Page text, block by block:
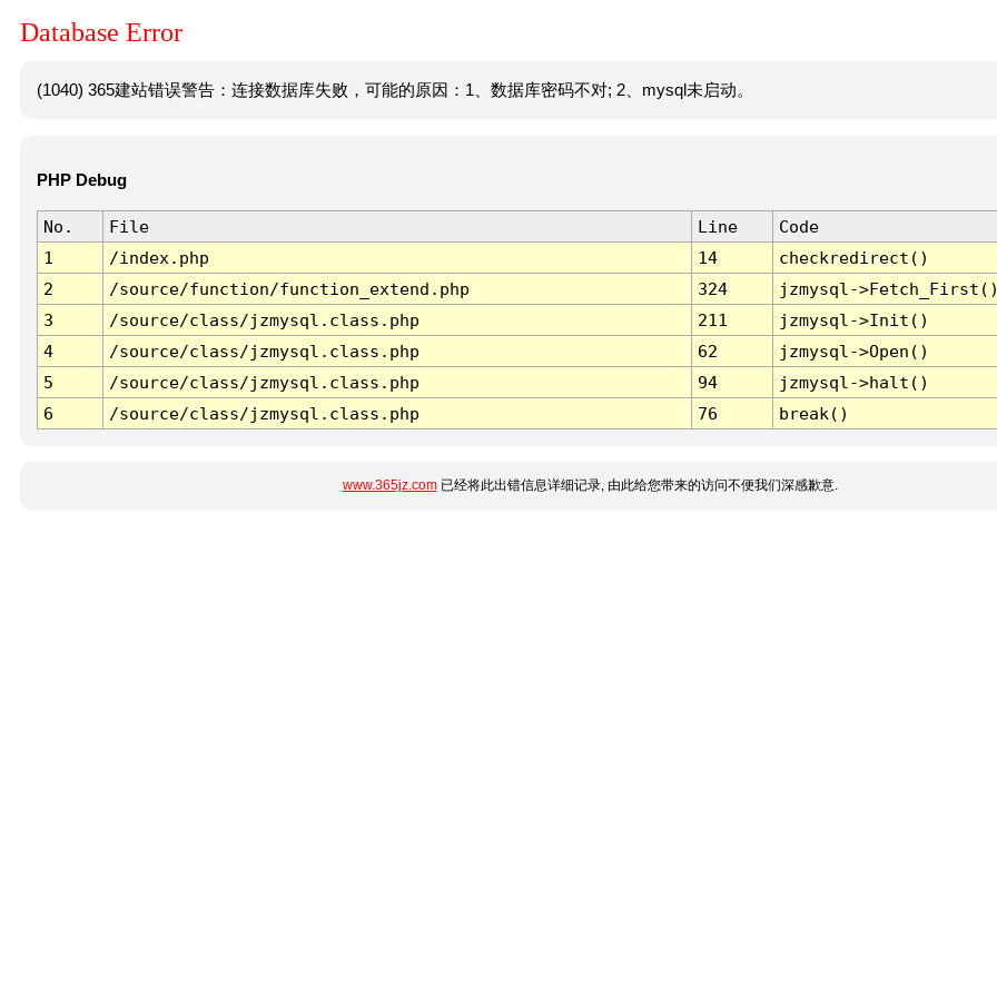
Database Error
(1040) 365建站错误警告：连接数据库失败，可能的原因：1、数据库密码不对; 2、mysql未启动。
PHP Debug
No. File Line
Code
1
/index.php 14
checkredirect()
2
/source/function/function_extend.php 324
jzmysql-
3
/source/class/jzmysql.class.php 211
jzmysql->Init()
4
/source/class/jzmysql.class.php 62
jzmysql->Open()
5
/source/class/jzmysql.class.php 94
jzmysql->halt()
6
/source/class/jzmysql.class.php 76 break()
www.365jz.com已经将此出错信息详细记录, 由此给您带来的访问不便我们深感歉意.